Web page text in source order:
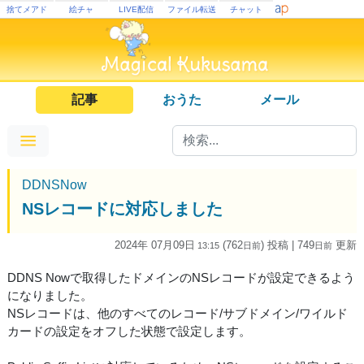
捨てメアド 絵チャ LIVE配信 ファイル転送 チャット
記事 おうた メール
DDNSNow
NSレコードに対応しました
2024年 07月09日 13:15 (762日前) 投稿 | 749日前 更新
DDNS Nowで取得したドメインのNSレコードが設定できるよう
になりました。
NSレコードは、他のすべてのレコード/サブドメイン/ワイルド
カードの設定をオフした状態で設定します。